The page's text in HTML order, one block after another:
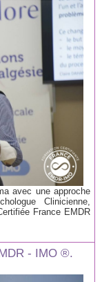
avec une approche
Clinicienne,
France EMDR
- IMO ®.